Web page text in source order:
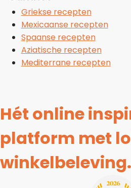
Griekse recepten
Mexicaanse recepten
Spaanse recepten
Aziatische recepten
Mediterrane recepten
Hét online
platform met
winkelbeleving.